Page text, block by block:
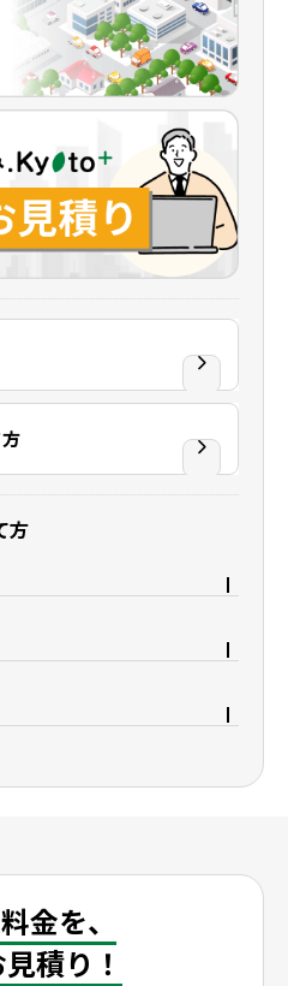
方
京都市下京区
京都市南区
城陽市
滋賀県栗東市
金を、
積り！